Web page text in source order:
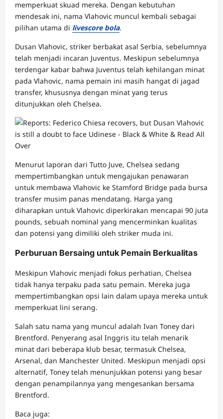
memperkuat skuad mereka. Dengan kebutuhan
mendesak ini, nama Vlahovic muncul kembali sebagai
pilihan utama di livescore bola.
Dusan Vlahovic, striker berbakat asal Serbia, sebelumnya
telah menjadi incaran Juventus. Meskipun sebelumnya
terdengar kabar bahwa Juventus telah kehilangan minat
pada Vlahovic, nama pemain ini masih hangat di jagad
transfer, khususnya dengan minat yang terus
ditunjukkan oleh Chelsea.
Menurut laporan dari Tutto Juve, Chelsea sedang
mempertimbangkan untuk mengajukan penawaran
untuk membawa Vlahovic ke Stamford Bridge pada bursa
transfer musim panas mendatang. Harga yang
diharapkan untuk Vlahovic diperkirakan mencapai 90 juta
pounds, sebuah nominal yang mencerminkan kualitas
dan potensi yang dimiliki oleh striker muda ini.
Perburuan Bersaing untuk Pemain Berkualitas
Meskipun Vlahovic menjadi fokus perhatian, Chelsea
tidak hanya terpaku pada satu pemain. Mereka juga
mempertimbangkan opsi lain dalam upaya mereka untuk
memperkuat lini serang.
Salah satu nama yang muncul adalah Ivan Toney dari
Brentford. Penyerang asal Inggris itu telah menarik
minat dari beberapa klub besar, termasuk Chelsea,
Arsenal, dan Manchester United. Meskipun menjadi opsi
alternatif, Toney telah menunjukkan potensi yang besar
dengan penampilannya yang mengesankan bersama
Brentford.
Baca juga: